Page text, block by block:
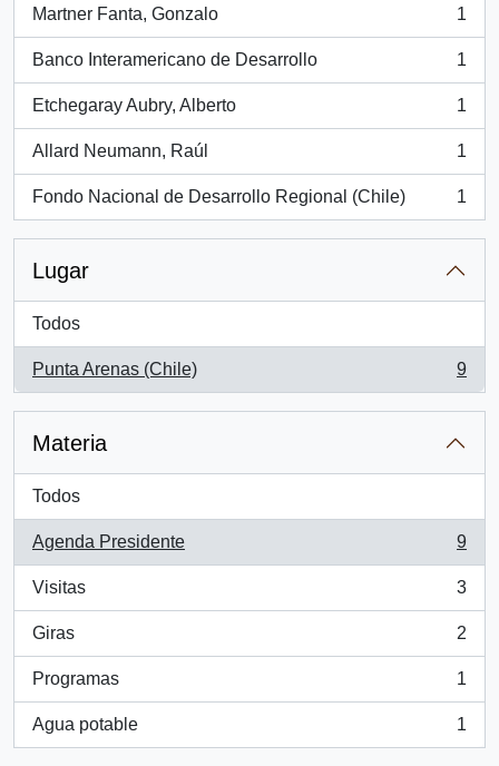
Martner Fanta, Gonzalo
, 1 resultados
1
Banco Interamericano de Desarrollo
, 1 resultados
1
Etchegaray Aubry, Alberto
, 1 resultados
1
Allard Neumann, Raúl
, 1 resultados
1
Fondo Nacional de Desarrollo Regional (Chile)
, 1 resultados
1
Lugar
Todos
Punta Arenas (Chile)
, 9 resultados
9
Materia
Todos
Agenda Presidente
, 9 resultados
9
Visitas
, 3 resultados
3
Giras
, 2 resultados
2
Programas
, 1 resultados
1
Agua potable
, 1 resultados
1